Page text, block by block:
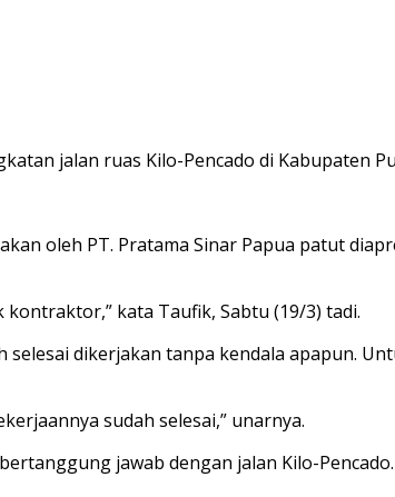
jalan ruas Kilo-Pencado di Kabupaten
oleh PT. Pratama Sinar Papua patut
kata Taufik, Sabtu (19/3) tadi.
dikerjakan tanpa kendala apapun.
sudah selesai,” unarnya.
jawab dengan jalan Kilo-